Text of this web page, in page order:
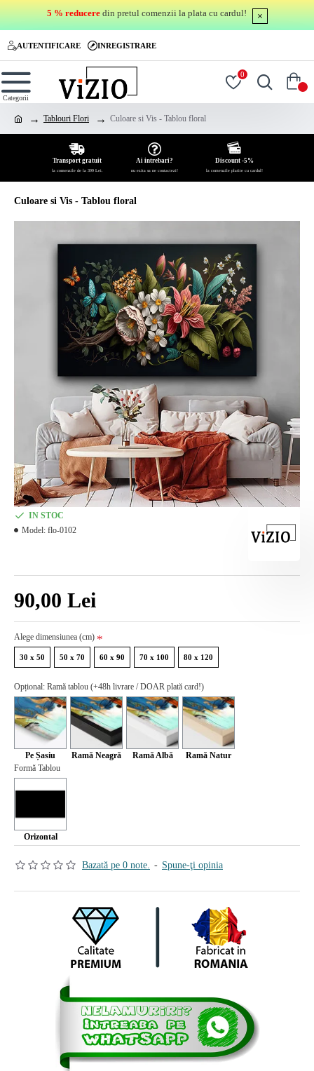
5 % reducere din pretul comenzii la plata cu cardul!
AUTENTIFICARE INREGISTRARE
0
Tablouri Flori Culoare si Vis - Tablou floral
Transport gratuit
la comenzile de la 399 Lei.
Ai intrebari?
nu ezita sa ne contactezi!
Discount -5%
la comenzile platite cu cardul!
Culoare si Vis - Tablou floral
Bazată pe 0 note. - Spune-ţi opinia
90,00 Lei
IN STOC
Model: flo-0102
Alege dimensiunea (cm)
30 x 50 50 x 70 60 x 90 70 x 100 80 x 120
Opțional: Ramă tablou (+48h livrare / DOAR plată card!)
Pe Șasiu Ramă Neagră Ramă Albă
Ramă Natur
Formă Tablou
Orizontal